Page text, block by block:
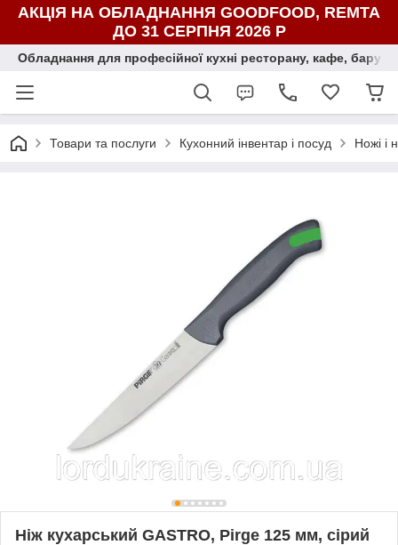
АКЦІЯ НА ОБЛАДНАННЯ GOODFOOD, REMTA
ДО 31 СЕРПНЯ 2026 Р
Обладнання для професійної кухні ресторану, кафе, бару,
Товари та послуги Кухонний інвентар і посуд Ножі і
Ніж кухарський GASTRO, Pirge 125 мм, сірий